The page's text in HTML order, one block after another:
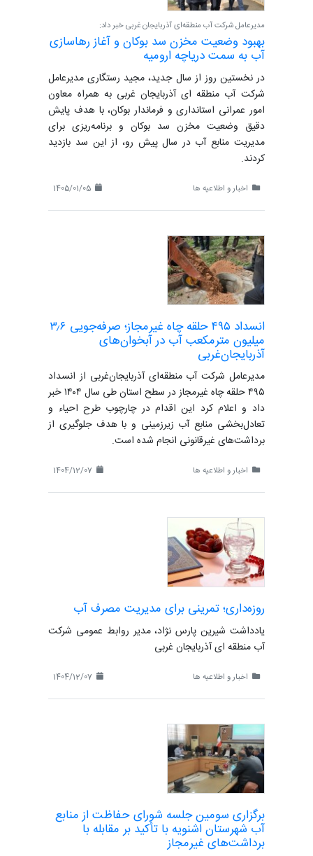
مدیرعامل شرکت آب منطقه‌ای آذربایجان غربی خبر داد:
بهبود وضعیت مخزن سد بوکان و آغاز رهاسازی
آب به سمت دریاچه ارومیه
در نخستین روز از سال جدید، مجید رستگاری مدیرعامل
شرکت آب منطقه ای آذربایجان غربی به همراه معاون
امور عمرانی استانداری و فرماندار بوکان، با هدف پایش
دقیق وضعیت مخزن سد بوکان و برنامه‌ریزی برای
مدیریت منابع آب در سال پیش رو، از این سد بازدید
کردند.
اخبار و اطلاعیه ها
انسداد ۴۹۵ حلقه چاه غیرمجاز؛ صرفه‌جویی ۳٫۶
میلیون مترمکعب آب در آبخوان‌های
آذربایجان‌غربی
مدیرعامل شرکت آب منطقه‌ای آذربایجان‌غربی از انسداد
۴۹۵ حلقه چاه غیرمجاز در سطح استان طی سال ۱۴۰۴ خبر
داد و اعلام کرد این اقدام در چارچوب طرح احیاء و
تعادل‌بخشی منابع آب زیرزمینی و با هدف جلوگیری از
برداشت‌های غیرقانونی انجام شده است.
اخبار و اطلاعیه ها
روزه‌داری؛ تمرینی برای مدیریت مصرف آب
یادداشت شیرین پارس نژاد، مدیر روابط عمومی شرکت
آب منطقه ای آذربایجان غربی
اخبار و اطلاعیه ها
برگزاری سومین جلسه شورای حفاظت از منابع
آب شهرستان اشنویه با تأکید بر مقابله با
برداشت‌های غیرمجاز